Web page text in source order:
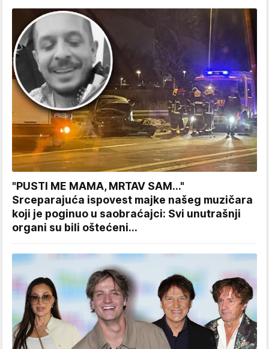
"PUSTI ME MAMA, MRTAV SAM..."
Srceparajuća ispovest majke našeg muzičara
koji je poginuo u saobraćajci: Svi unutrašnji
organi su bili oštećeni...